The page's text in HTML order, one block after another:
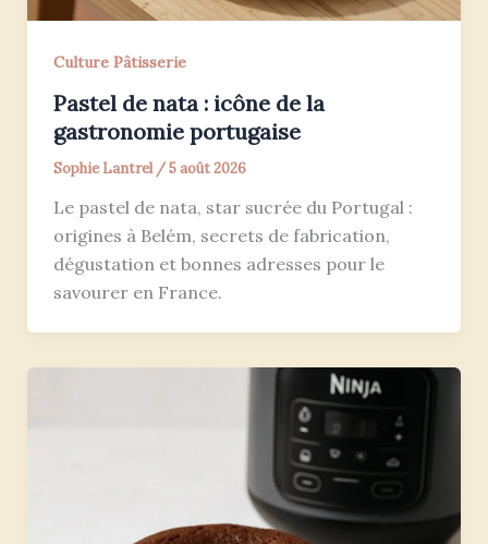
Culture Pâtisserie
Pastel de nata : icône de la
gastronomie portugaise
Sophie Lantrel /5 août 2026
Le pastel de nata, star sucrée du Portugal :
origines à Belém, secrets de fabrication,
dégustation et bonnes adresses pour le
savourer en France.